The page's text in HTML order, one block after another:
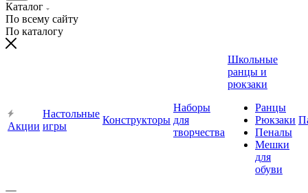
Каталог
По всему сайту
По каталогу
Акции
Настольные
игры
Конструкторы
Наборы
для
творчества
Школьные
ранцы и
рюкзаки
Ранцы
Рюкзаки
Пеналы
Мешки
для
обуви